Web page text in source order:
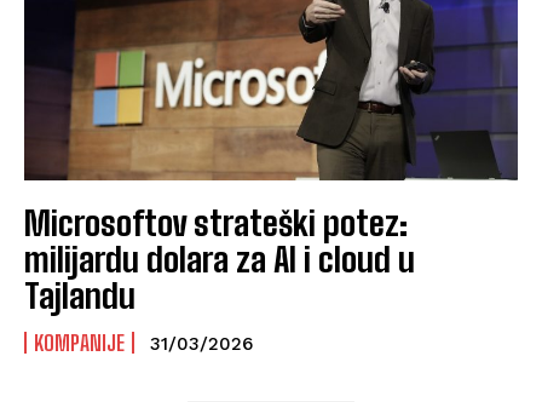
Microsoftov strateški potez:
milijardu dolara za AI i cloud u
Tajlandu
KOMPANIJE 31/03/2026